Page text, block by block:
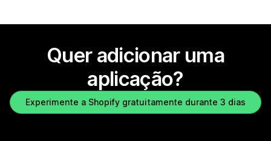
Quer adicionar uma
aplicação?
Experimente a Shopify gratuitamente durante 3 dias